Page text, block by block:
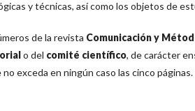
y técnicas, así como los objetos de
de la revista Comunicación y
o del comité científico, de carácter
exceda en ningún caso las cinco páginas.